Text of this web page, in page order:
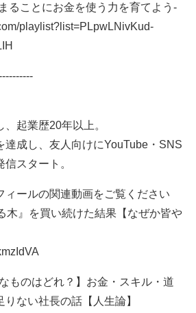
ることにお金を使う力を育てよう-
playlist?list=PLpwLNivKud-
、起業歴20年以上。
達成し、友人向けにYouTube・SNS
スタート。
ールの関連動画をご覧ください
木』を買い続けた結果【なぜか皆や
ものはどれ？】お金・スキル・道
ない社長の話【人生論】